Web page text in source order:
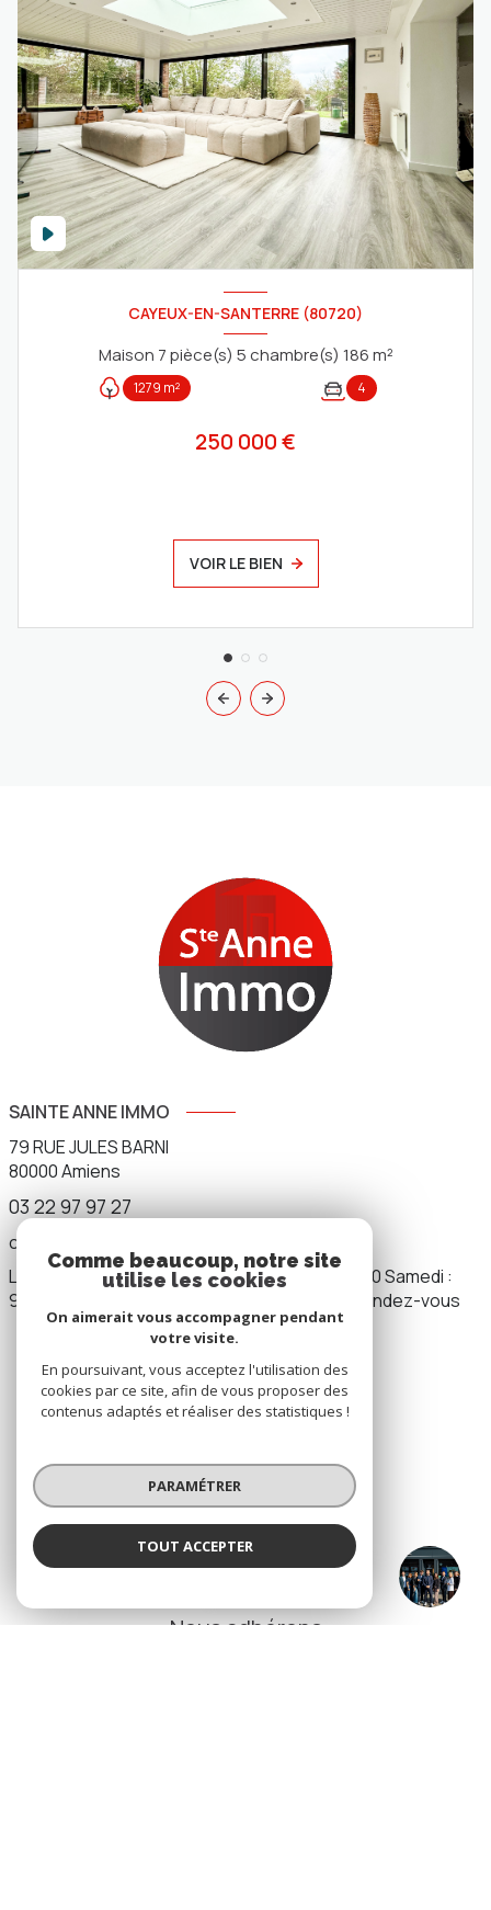
SAINTE ANNE IMMO
CAYEUX-EN-SANTERRE (80720)
Maison 7 pièce(s) 5 chambre(s) 186 m²
1279 m² 4
250 000 €
VOIR LE BIEN
SAINTE ANNE IMMO
79 RUE JULES BARNI
80000Amiens
03 22 97 97 27
contact.sainteanneimmo@gmail.com
Lundi au vendredi : 9h00 - 12h00 / 14h00 - 19h00 Samedi :
9h00 - 12h00 / 14h00 - 17h00 Dimanche : sur rendez-vous
NOS RÉSEAUX
Nous adhérons
Comme beaucoup, notre site
utilise les cookies
On aimerait vous accompagner pendant
votre visite.
En poursuivant, vous acceptez l'utilisation des
cookies par ce site, afin de vous proposer des
contenus adaptés et réaliser des statistiques !
PARAMÉTRER
TOUT ACCEPTER